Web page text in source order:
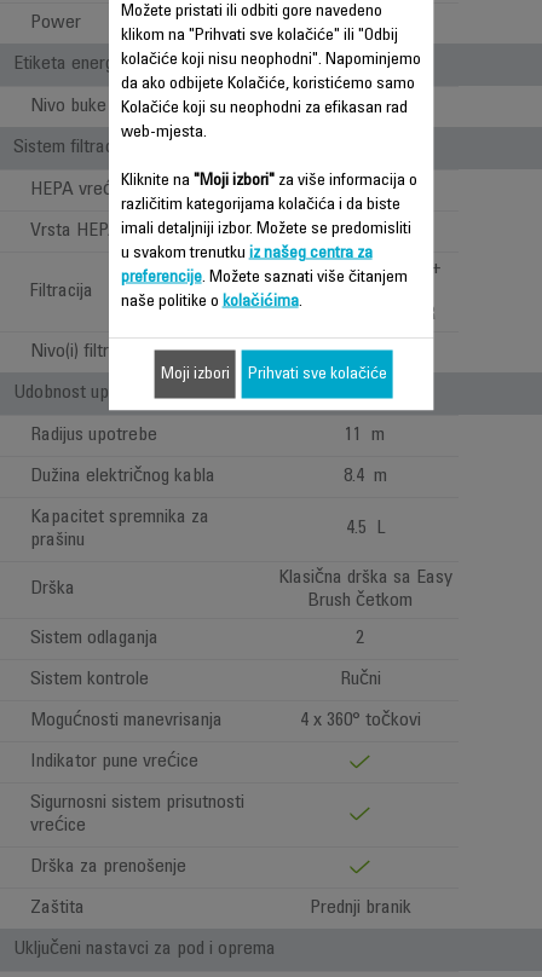
Power
Etiketa energije
Nivo buke 70 dB(A)
Sistem filtracije
HEPA vrećica 1
Vrsta HEPA vrećice Optimalno
Filtracija
FOAM + HYGIENE+
BAG + HIGH
EFFICIENCY FILTER
Nivo(i) filtracije
3
Udobnost upotrebe
Radijus upotrebe 11 m
Dužina električnog kabla 8.4 m
Kapacitet spremnika za
prašinu
4.5 L
Drška
Klasična drška sa Easy
Brush četkom
Sistem odlaganja
2
Sistem kontrole Ručni
Mogućnosti manevrisanja 4 x 360° točkovi
Indikator pune vrećice
Sigurnosni sistem prisutnosti
vrećice
Drška za prenošenje
Zaštita Prednji branik
Uključeni nastavci za pod i oprema
Možete pristati ili odbiti gore navedeno
klikom na "Prihvati sve kolačiće" ili "Odbij
kolačiće koji nisu neophodni". Napominjemo
da ako odbijete Kolačiće, koristićemo samo
Kolačiće koji su neophodni za efikasan rad
web-mjesta.
Kliknite na "Moji izbori"za više informacija o
različitim kategorijama kolačića i da biste
imali detaljniji izbor. Možete se predomisliti
u svakom trenutku iz našeg centra za
preferencije. Možete saznati više čitanjem
naše politike o kolačićima.
Moji izbori Prihvati sve kolačiće